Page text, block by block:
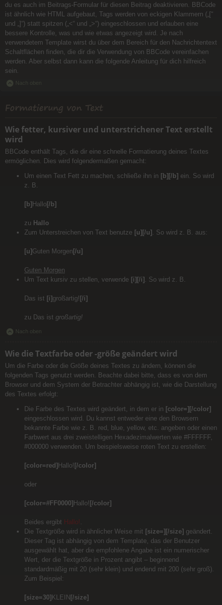
du es auch im Beitrags-Formular für diesen Beitrag deaktivieren. BBCode
ist ähnlich wie HTML aufgebaut, Tags werden von eckigen Klammern („[“
und „]“) statt spitzen („<“ und „>“) eingeschlossen und erlauben eine
bessere Kontrolle, was und wie etwas angezeigt wird. Je nach
verwendetem Template wirst du über dem Bereich für den Nachrichtentext
Schaltflächen finden, die dir die Verwendung von BBCode vereinfachen
werden. Aber selbst dann kann die folgende Anleitung für dich hilfreich
sein.
Nach oben
Formatierung von Text
Wie fetter, kursiver und unterstrichener Text erstellt
wird
BBCode enthält Tags, die dir eine schnelle Formatierung deines Textes
ermöglichen. Dies wird folgendermaßen gemacht:
Um einen Text Fett zu machen, schließe ihn in [b][/b] ein. So wird
z. B.
[b]Hallo[/b]
zu Hallo
Zum Unterstreichen von Text benutze [u][/u] . So wird z. B. aus:
[u]Guten Morgen[/u]
Guten Morgen
Um Text kursiv zu stellen, verwende [i][/i] . So wird z. B.
Das ist [i]großartig! [/i]
zu Das ist großartig!
Nach oben
Wie die Textfarbe oder -größe geändert wird
Um die Farbe oder die Größe deines Textes zu ändern, können die
folgenden Tags genutzt werden. Beachte dabei bitte, dass es von dem
Browser und dem System der Betrachter abhängig ist, wie die Darstellung
des Textes erfolgt:
Die Farbe des Textes wird geändert, in dem er in [color=][/color]
eingeschlossen wird. Du kannst entweder eine den Browsern
bekannte Farbe wie z. B. red, blue, yellow, etc. angeben oder einen
Farbwert aus drei zweistelligen Hexadezimalwerten wie #FFFFFF,
#000000 verwenden. Um beispielsweise roten Text zu erstellen:
[color=red] Hallo! [/color]
oder
[color=#FF0000] Hallo! [/color]
Beides ergibt Hallo!
Die Textgröße wird in ähnlicher Weise mit [size=][/size] geändert.
Dieser Tag ist abhängig von dem Template, das der Benutzer
ausgewählt hat, aber die empfohlene Angabe ist ein numerischer
Wert, der die Textgröße in Prozent angibt – beginnend
standardmäßig mit 20 (sehr klein) und endend mit 200 (sehr groß).
Zum Beispiel:
[size=30] KLEIN [/size]